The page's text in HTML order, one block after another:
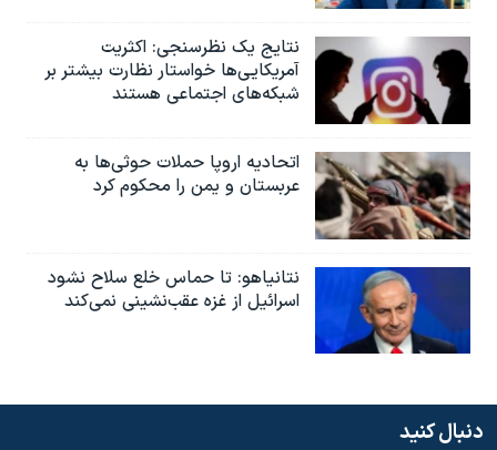
نتایج یک نظرسنجی: اکثریت
آمریکایی‌ها خواستار نظارت بیشتر بر
شبکه‌های اجتماعی هستند
اتحادیه اروپا حملات حوثی‌ها به
عربستان و یمن را محکوم کرد
نتانیاهو: تا حماس خلع سلاح نشود
اسرائیل از غزه عقب‌نشینی نمی‌کند
دنبال کنید